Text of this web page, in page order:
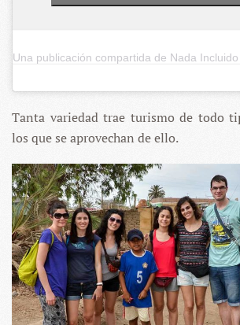
Tanta variedad trae turismo de todo
los que se aprovechan de ello.